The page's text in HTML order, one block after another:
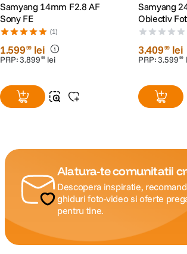
Samyang 14mm F2.8 AF
Sony FE
(1)
1.59999 lei
PRP:3.899 99 lei
Samyang
Obiectiv
Montura
3.40999 lei
PRP:3.599 99
Alatura-te comunitatii
Descopera inspiratie,
ghiduri foto-video si oferte
pentru tine.